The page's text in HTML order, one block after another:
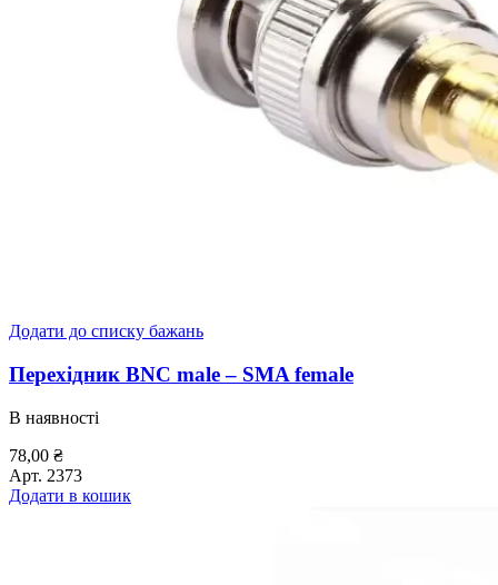
Додати до списку бажань
Перехідник BNC male – SMA female
В наявності
78,00 ₴
Арт. 2373
Додати в кошик